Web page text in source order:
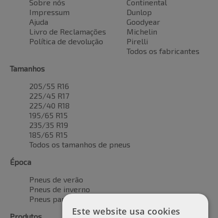
Sobre nós
Impressum
Ajuda
Livro de Reclamações
Política de devolução
Continental
Dunlop
Goodyear
Michelin
Pirelli
Todos os fabricantes
Tamanhos
205/55 R16
225/45 R17
225/40 R18
195/65 R15
235/35 R19
185/65 R15
Todos os tamanhos de pneus
Época
Pneus de verão
Pneus de inverno
Pneus para todas as estações
Este website usa cookies